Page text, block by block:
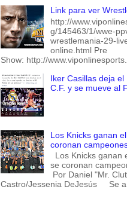
Link para ver
http://
g/145463/1/wwe-
wrestlemania-29-
online.html Pre
Show: http://
Iker Casillas deja el
C.F. y se mueve al
Los Knicks ganan
coronan
Los Knicks ganan
se coronan
Por Daniel "Mr.
Castro/Jessenia DeJesús Se